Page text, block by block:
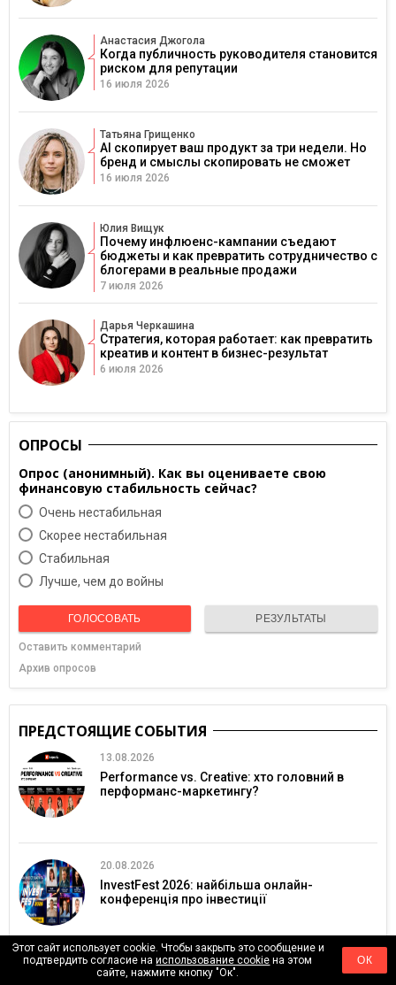
Анастасия Джогола
Когда публичность руководителя становится
риском для репутации
16 июля 2026
Татьяна Грищенко
AI скопирует ваш продукт за три недели. Но
бренд и смыслы скопировать не сможет
16 июля 2026
Юлия Вищук
Почему инфлюенс-кампании съедают
бюджеты и как превратить сотрудничество с
блогерами в реальные продажи
7 июля 2026
Дарья Черкашина
Стратегия, которая работает: как превратить
креатив и контент в бизнес-результат
6 июля 2026
ОПРОСЫ
Опрос (анонимный). Как вы оцениваете свою
финансовую стабильность сейчас?
Очень нестабильная
Скорее нестабильная
Cтабильная
Лучше, чем до войны
ГОЛОСОВАТЬ РЕЗУЛЬТАТЫ
Оставить комментарий
Архив опросов
ПРЕДСТОЯЩИЕ СОБЫТИЯ
13.08.2026
Performance vs. Creative: хто головний в
перформанс-маркетингу?
20.08.2026
InvestFest 2026: найбільша онлайн-
конференція про інвестиції
28.08.2026
Этот сайт использует cookie. Чтобы закрыть это сообщение и
подтвердить согласие наиспользование cookie на этом
сайте, нажмите кнопку "Ок".
ОК